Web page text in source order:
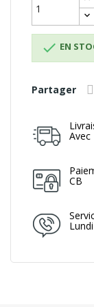
 EN
Partager
Avec
CB